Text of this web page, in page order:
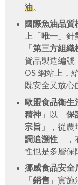
油。
國際魚油品質
上「 唯一」針
「 第三方組織
貨品製造編號
OS 網站上，
既安全又放心
歐盟食品衛生
精神」以「 保
宗旨 」，從
調追溯性」，
性也是多層保
挪威食品安全
「 銷售 」實施